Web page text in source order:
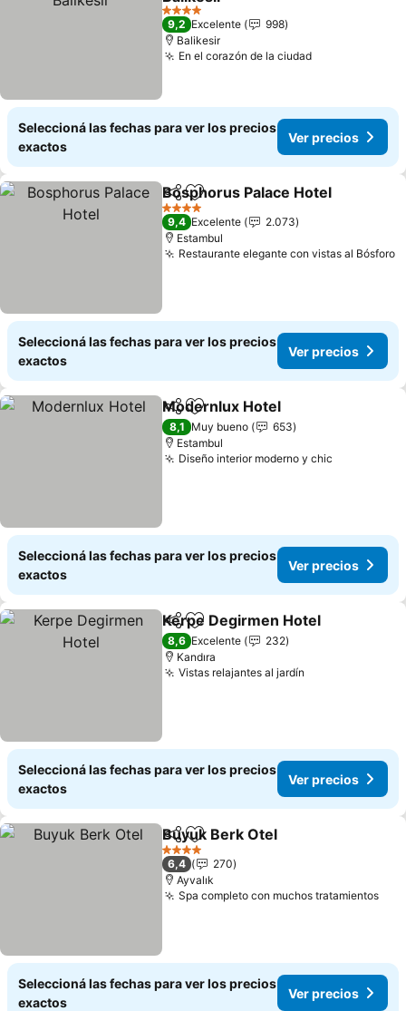
4 Estrellas
9,2 Excelente
998
Balikesir
En el corazón de la ciudad
Seleccioná las fechas para ver los precios
exactos
Ver precios
CompartirAñadir a favoritos
Bosphorus Palace Hotel
4 Estrellas
9,4 Excelente
2.073
Estambul
Restaurante elegante con vistas al Bósforo
Seleccioná las fechas para ver los precios
exactos
Ver precios
CompartirAñadir a favoritos
Modernlux Hotel
8,1 Muy bueno
653
Estambul
Diseño interior moderno y chic
Seleccioná las fechas para ver los precios
exactos
Ver precios
CompartirAñadir a favoritos
Kerpe Degirmen Hotel
8,6 Excelente
232
Kandıra
Vistas relajantes al jardín
Seleccioná las fechas para ver los precios
exactos
Ver precios
CompartirAñadir a favoritos
Buyuk Berk Otel
4 Estrellas
6,4
270
Ayvalık
Spa completo con muchos tratamientos
Seleccioná las fechas para ver los precios
exactos
Ver precios